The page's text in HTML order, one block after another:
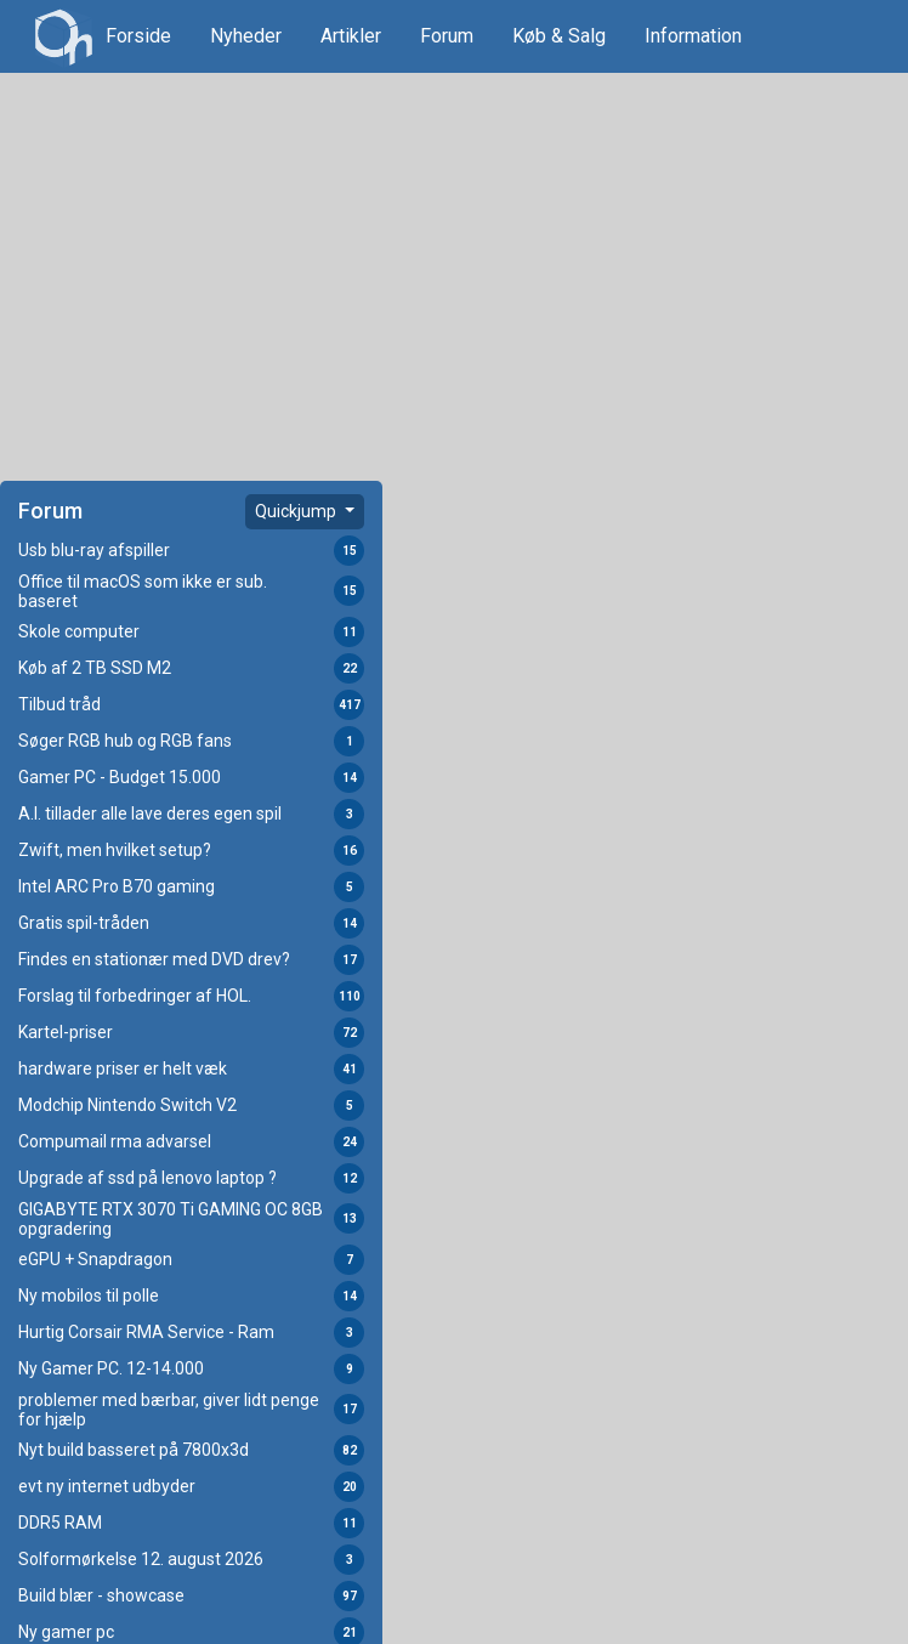
Forside Nyheder Artikler Forum Køb & Salg Information
Forum Quickjump
Usb blu-ray afspiller 15
Office til macOS som ikke er sub.
baseret
15
Skole computer 11
Køb af 2 TB SSD M2 22
Tilbud tråd 417
Søger RGB hub og RGB fans 1
Gamer PC - Budget 15.000 14
A.I. tillader alle lave deres egen spil 3
Zwift, men hvilket setup? 16
Intel ARC Pro B70 gaming 5
Gratis spil-tråden 14
Findes en stationær med DVD drev? 17
Forslag til forbedringer af HOL. 110
Kartel-priser 72
hardware priser er helt væk 41
Modchip Nintendo Switch V2 5
Compumail rma advarsel 24
Upgrade af ssd på lenovo laptop ? 12
GIGABYTE RTX 3070 Ti GAMING OC 8GB
opgradering
13
eGPU + Snapdragon 7
Ny mobilos til polle 14
Hurtig Corsair RMA Service - Ram 3
Ny Gamer PC. 12-14.000 9
problemer med bærbar, giver lidt penge
for hjælp
17
Nyt build basseret på 7800x3d 82
evt ny internet udbyder 20
DDR5 RAM 11
Solformørkelse 12. august 2026 3
Build blær - showcase 97
Ny gamer pc 21